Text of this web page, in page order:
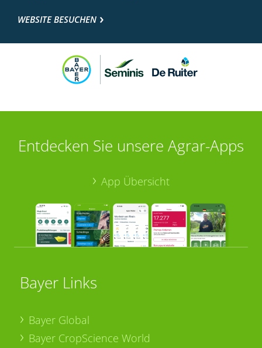
WEBSITE BESUCHEN
Entdecken Sie unsere Agrar-Apps
App Übersicht
Bayer Links
Bayer Global
Bayer CropScience World